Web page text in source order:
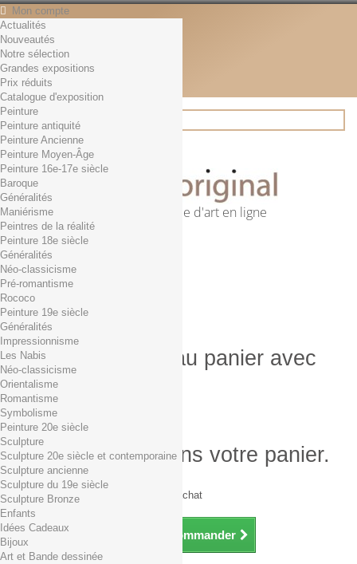
Mon compte
Contact
Français
English
Français
Actualités
Rechercher
Première librairie d'art en ligne
Panier (vide)
Aucun produit
0,01€ dès 29€ d'achat
0,00 € Total
Commander
Produit ajouté au panier avec
succès
Quantité
Total
Il y a 1 produit dans votre panier.
Total produits TTC
Frais de port TTC
0,01€ dès 29€ d'achat
Total TTC
Continuer mes achats Commander
Actualités
Nouveautés
Notre sélection
Grandes expositions
Prix réduits
Catalogue d'exposition
Peinture
Peinture antiquité
Peinture Ancienne
Peinture Moyen-Âge
Peinture 16e-17e siècle
Baroque
Généralités
Maniérisme
Peintres de la réalité
Peinture 18e siècle
Généralités
Néo-classicisme
Pré-romantisme
Rococo
Peinture 19e siècle
Généralités
Impressionnisme
Les Nabis
Néo-classicisme
Orientalisme
Romantisme
Symbolisme
Peinture 20e siècle
Sculpture
Sculpture 20e siècle et contemporaine
Sculpture ancienne
Sculpture du 19e siècle
Sculpture Bronze
Enfants
Idées Cadeaux
Bijoux
Art et Bande dessinée